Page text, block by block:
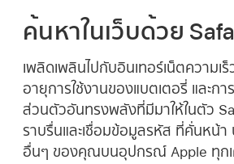
ค้นหาในเว็บด้วย
เพลิดเพลินไปกับอินเทอร์เน็ตความเ
อายุการใช้งานของแบตเตอรี่ และก
ส่วนตัวอันทรงพลังที่มีมาให้ในตัว
ราบรื่นและเชื่อมข้อมูลรหัส ที่คั่นหน้า
อื่นๆ ของคุณบนอุปกรณ์ Apple ทุก